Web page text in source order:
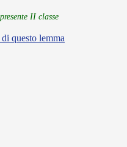
II classe
questo lemma